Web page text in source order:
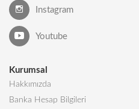
Instagram
Youtube
Kurumsal
Hakkımızda
Banka Hesap Bilgileri